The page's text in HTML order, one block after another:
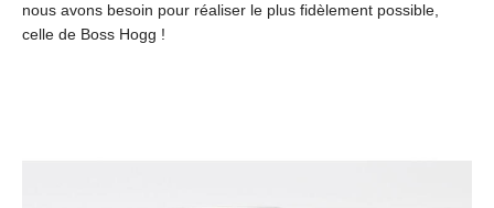
nous avons besoin pour réaliser le plus fidèlement possible,
celle de Boss Hogg !